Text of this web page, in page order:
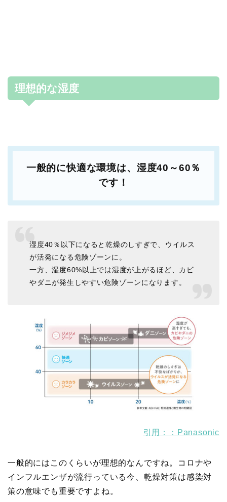
理想的な湿度
一般的に快適な環境は、 湿度40～60％
です！
湿度40％以下になると乾燥のしすぎで、ウイルス
が活発になる危険ゾーンに。
一方、湿度60%以上では湿度が上がるほど、カビ
やダニが発生しやすい危険ゾーンになります。
引用：：Panasonic
一般的にはこのくらいが理想的なんですね。コロナや
インフルエンザが流行っている今、乾燥対策は感染対
策の意味でも重要ですよね。